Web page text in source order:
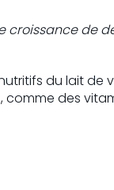
croissance de
du lait
des